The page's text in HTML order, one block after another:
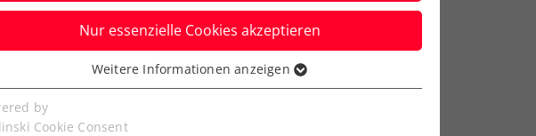
in Folge für die
Nur essenzielle Cookies akzeptieren
Cookies werden für grundlegende Funktionen der
benötigt. Dadurch ist gewährleistet, dass die Webseite
Weitere Informationen anzeigen
by
Cookie Consent